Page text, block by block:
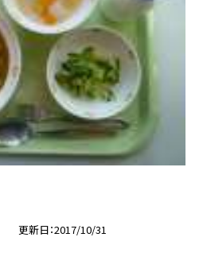
更新日 2017/10/31